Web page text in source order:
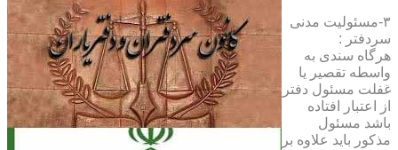
۳-مسئولیت مدنی
سردفتر :
هرگاه سندی به
واسطه تقصیر یا
غفلت مسئول دفتر
از اعتبار افتاده
باشد مسئول
مذکور باید علاوه بر